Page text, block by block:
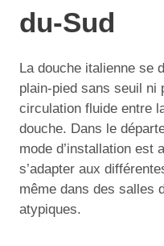
du-Sud
La douche italienne se
plain-pied sans seuil ni
circulation fluide entre
douche. Dans le
mode d’installation est
s’adapter aux
même dans des salles
atypiques.